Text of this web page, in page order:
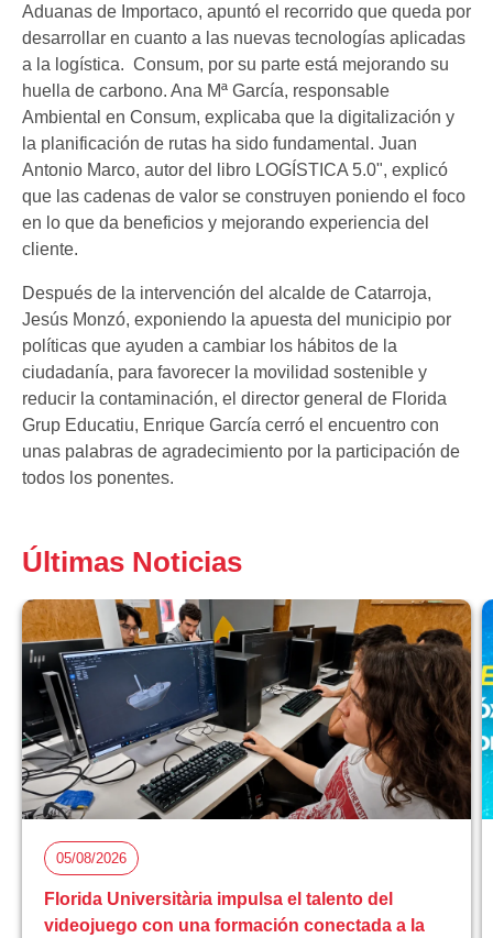
Aduanas de Importaco, apuntó el recorrido que queda por
desarrollar en cuanto a las nuevas tecnologías aplicadas
a la logística. Consum, por su parte está mejorando su
huella de carbono. Ana Mª García, responsable
Ambiental en Consum, explicaba que la digitalización y
la planificación de rutas ha sido fundamental. Juan
Antonio Marco, autor del libro LOGÍSTICA 5.0", explicó
que las cadenas de valor se construyen poniendo el foco
en lo que da beneficios y mejorando experiencia del
cliente.
Después de la intervención del alcalde de Catarroja,
Jesús Monzó, exponiendo la apuesta del municipio por
políticas que ayuden a cambiar los hábitos de la
ciudadanía, para favorecer la movilidad sostenible y
reducir la contaminación, el director general de Florida
Grup Educatiu, Enrique García cerró el encuentro con
unas palabras de agradecimiento por la participación de
todos los ponentes.
Últimas Noticias
05/08/2026
Florida Universitària impulsa el talento del
videojuego con una formación conectada a la